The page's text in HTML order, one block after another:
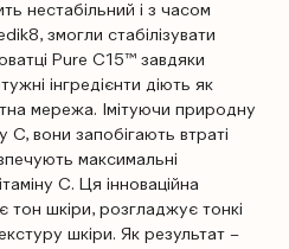
нестабільний і з часом
змогли стабілізувати
Pure C15™ завдяки
інгредієнти діють як
мережа. Імітуючи природну
С, вони запобігають втраті
максимальні
С. Ця інноваційна
тон шкіри, розгладжує тонкі
шкіри. Як результат –